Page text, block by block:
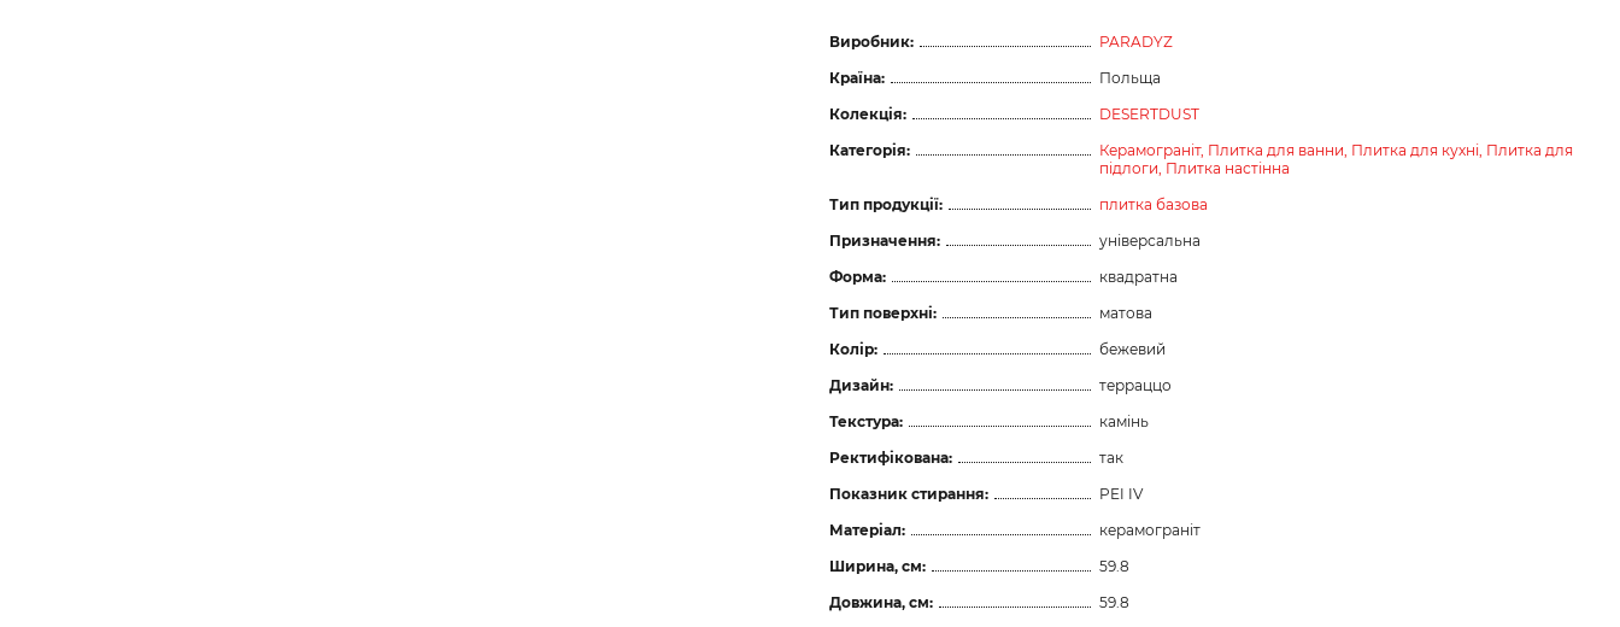
Виробник:
PARADYZ
Країна:
Польща
Колекція:
DESERTDUST
Категорія:
Керамограніт, Плитка для ванни, Плитка для кухні, Плитка для
підлоги, Плитка настінна
Тип продукції:
плитка базова
Призначення:
універсальна
Форма:
квадратна
Тип поверхні:
матова
Колір:
бежевий
Дизайн:
терраццо
Текстура:
камінь
Ректифікована:
так
Показник стирання:
PEI IV
Матеріал:
керамограніт
Ширина, см:
59.8
Довжина, см:
59.8